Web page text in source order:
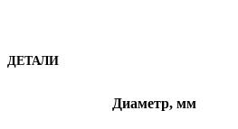
ДЕТАЛИ
Диаметр, мм